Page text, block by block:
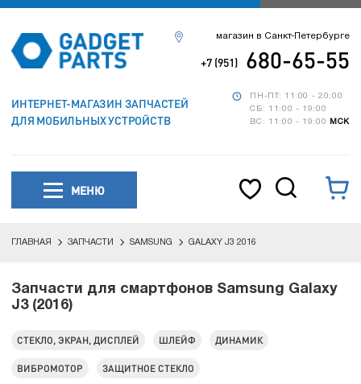
ИНТЕРНЕТ-МАГАЗИН ЗАПЧАСТЕЙ
ДЛЯ МОБИЛЬНЫХ УСТРОЙСТВ
ПН-ПТ: 11:00 - 20:00
СБ: 11:00 - 19:00
ВС: 11:00 - 19:00
МСК
магазин в Санкт-Петербурге
+7 (951) 680-65-55
МЕНЮ
ГЛАВНАЯ ЗАПЧАСТИ SAMSUNG GALAXY J3 2016
Запчасти для смартфонов Samsung Galaxy
J3 (2016)
СТЕКЛО, ЭКРАН, ДИСПЛЕЙ ШЛЕЙФ ДИНАМИК
ВИБРОМОТОР ЗАЩИТНОЕ СТЕКЛО